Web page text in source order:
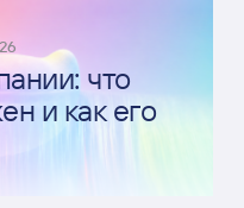
что
и как его